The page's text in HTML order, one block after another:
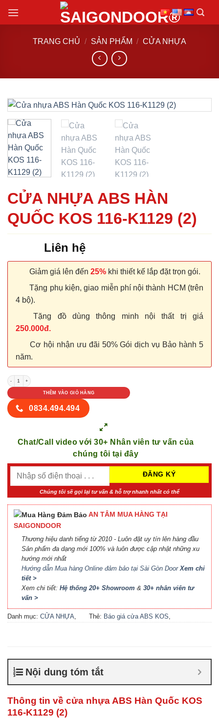
đến
TRANG CHỦ / SẢN PHẨM / CỬA NHỰA
CỬA NHỰA ABS HÀN
QUỐC KOS 116-K1129 (2)
Liên hệ
Giảm giá lên đến 25% khi thiết kế lắp đặt trọn gói.
Tặng phụ kiện, giao miễn phí nội thành HCM (trên
4 bộ).
Tặng đồ dùng thông minh nội thất trị giá
250.000đ.
Cơ hội nhận ưu đãi 50% Gói dịch vụ Bảo hành 5
năm.
CỬA NHỰA ABS HÀN QUỐC KOS 116-K1129 (2) số lượng
THÊM VÀO GIỎ HÀNG
0834.494.494
Chat/Call video với 30+ Nhân viên tư vấn của
chúng tôi tại đây
Chúng tôi sẽ gọi lại tư vấn & hỗ trợ nhanh nhất có thể
AN TÂM MUA HÀNG TẠI
SAIGONDOOR
Thương hiệu danh tiếng từ 2010 - Luôn đặt uy tín lên hàng đầu
Sản phẩm đa dạng mới 100% và luôn được cập nhật những xu
hướng mới nhất
Hướng dẫn Mua hàng Online đảm bảo tại Sài Gòn DoorXem chi
tiết >
Xem chi tiết: Hệ thống 20+ Showroom & 30+ nhân viên tư
vấn >
Danh mục: CỬA NHỰA,
Thẻ: Báo giá cửa ABS KOS,
nhựa ABS Hàn Quốc là gì
Cửa nhựa ABS Hàn Quốc
tại TP Vĩnh,Cửa nhựa ABS
nhựa ABS KOS
Nội dung tóm tắt
Thông tin về cửa nhựa ABS Hàn Quốc KOS
116-K1129 (2)